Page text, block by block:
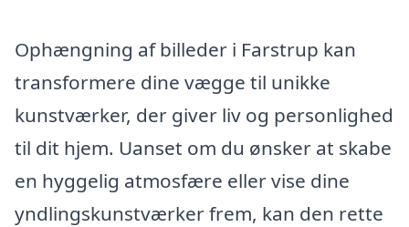
Ophængning af billeder i Farstrup kan
transformere dine vægge til unikke
kunstværker, der giver liv og personlighed
til dit hjem. Uanset om du ønsker at skabe
en hyggelig atmosfære eller vise dine
yndlingskunstværker frem, kan den rette